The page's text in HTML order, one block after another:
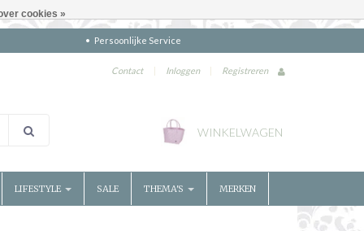
Persoonlijke Service
Contact | Inloggen | Registreren
WINKELWAGEN
LIFESTYLE SALE THEMA'S MERKEN
cookies »